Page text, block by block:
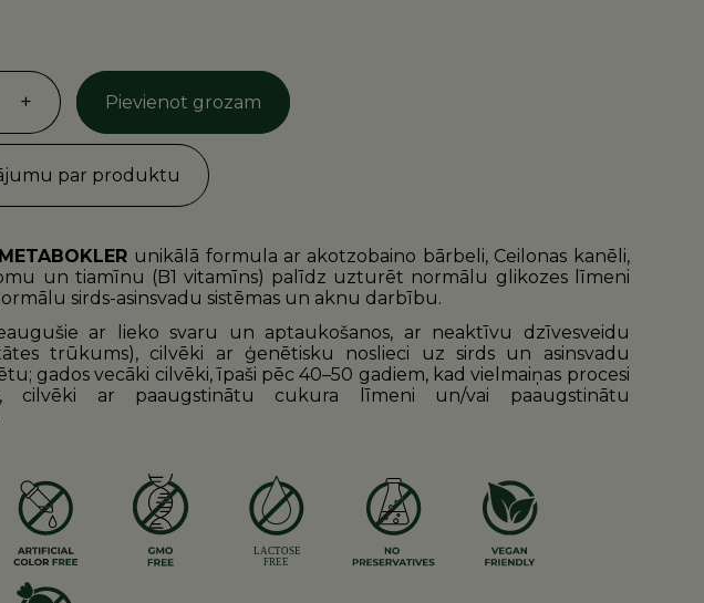
+ Pievienot grozam
par produktu
METABOKLER unikālā formula ar akotzobaino bārbeli, Ceilonas kanēli,
un tiamīnu (B1 vitamīns) palīdz uzturēt normālu glikozes līmeni
sirds-asinsvadu sistēmas un aknu darbību.
ar lieko svaru un aptaukošanos, ar neaktīvu dzīvesveidu
trūkums), cilvēki ar ģenētisku noslieci uz sirds un asinsvadu
gados vecāki cilvēki, īpaši pēc 40–50 gadiem, kad vielmaiņas procesi
cilvēki ar paaugstinātu cukura līmeni un/vai paaugstinātu